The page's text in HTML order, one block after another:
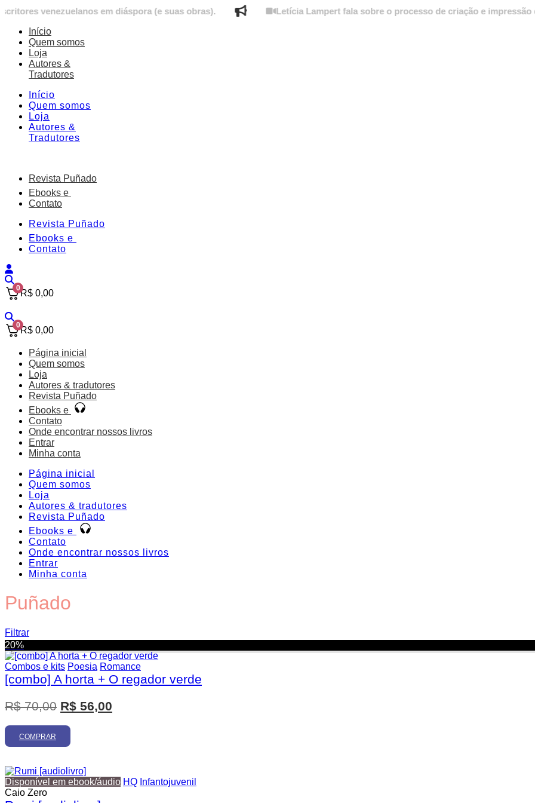
Ir
conteúdo
venezuelanos em diáspora (e suas obras). Letícia Lampert fala sobre o processo de criação e impressão do
Início
Quem somos
Loja
Autores &
Tradutores
Início
Quem somos
Loja
Autores &
Tradutores
Revista Puñado
Ebooks e
Contato
Revista Puñado
Ebooks e
Contato
0R$ 0,00
0R$ 0,00
Página inicial
Quem somos
Loja
Autores & tradutores
Revista Puñado
Ebooks e
Contato
Onde encontrar nossos livros
Entrar
Minha conta
Página inicial
Quem somos
Loja
Autores & tradutores
Revista Puñado
Ebooks e
Contato
Onde encontrar nossos livros
Entrar
Minha conta
Puñado
Filtrar
Promoção
20%
Combos e kits Poesia Romance
[combo] A horta + O regador verde
R$70,00 O
original
era:
R$ 56,00
COMPRAR
Disponível em ebook/áudio HQ Infantojuvenil
Caio Zero